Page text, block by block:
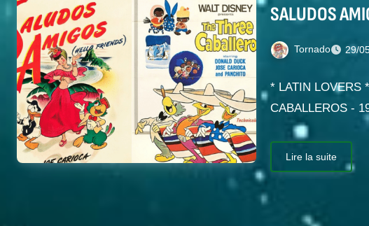
SALUDOS
Tornado 29/
* LATIN LOVERS
CABALLEROS -
Lire la suite